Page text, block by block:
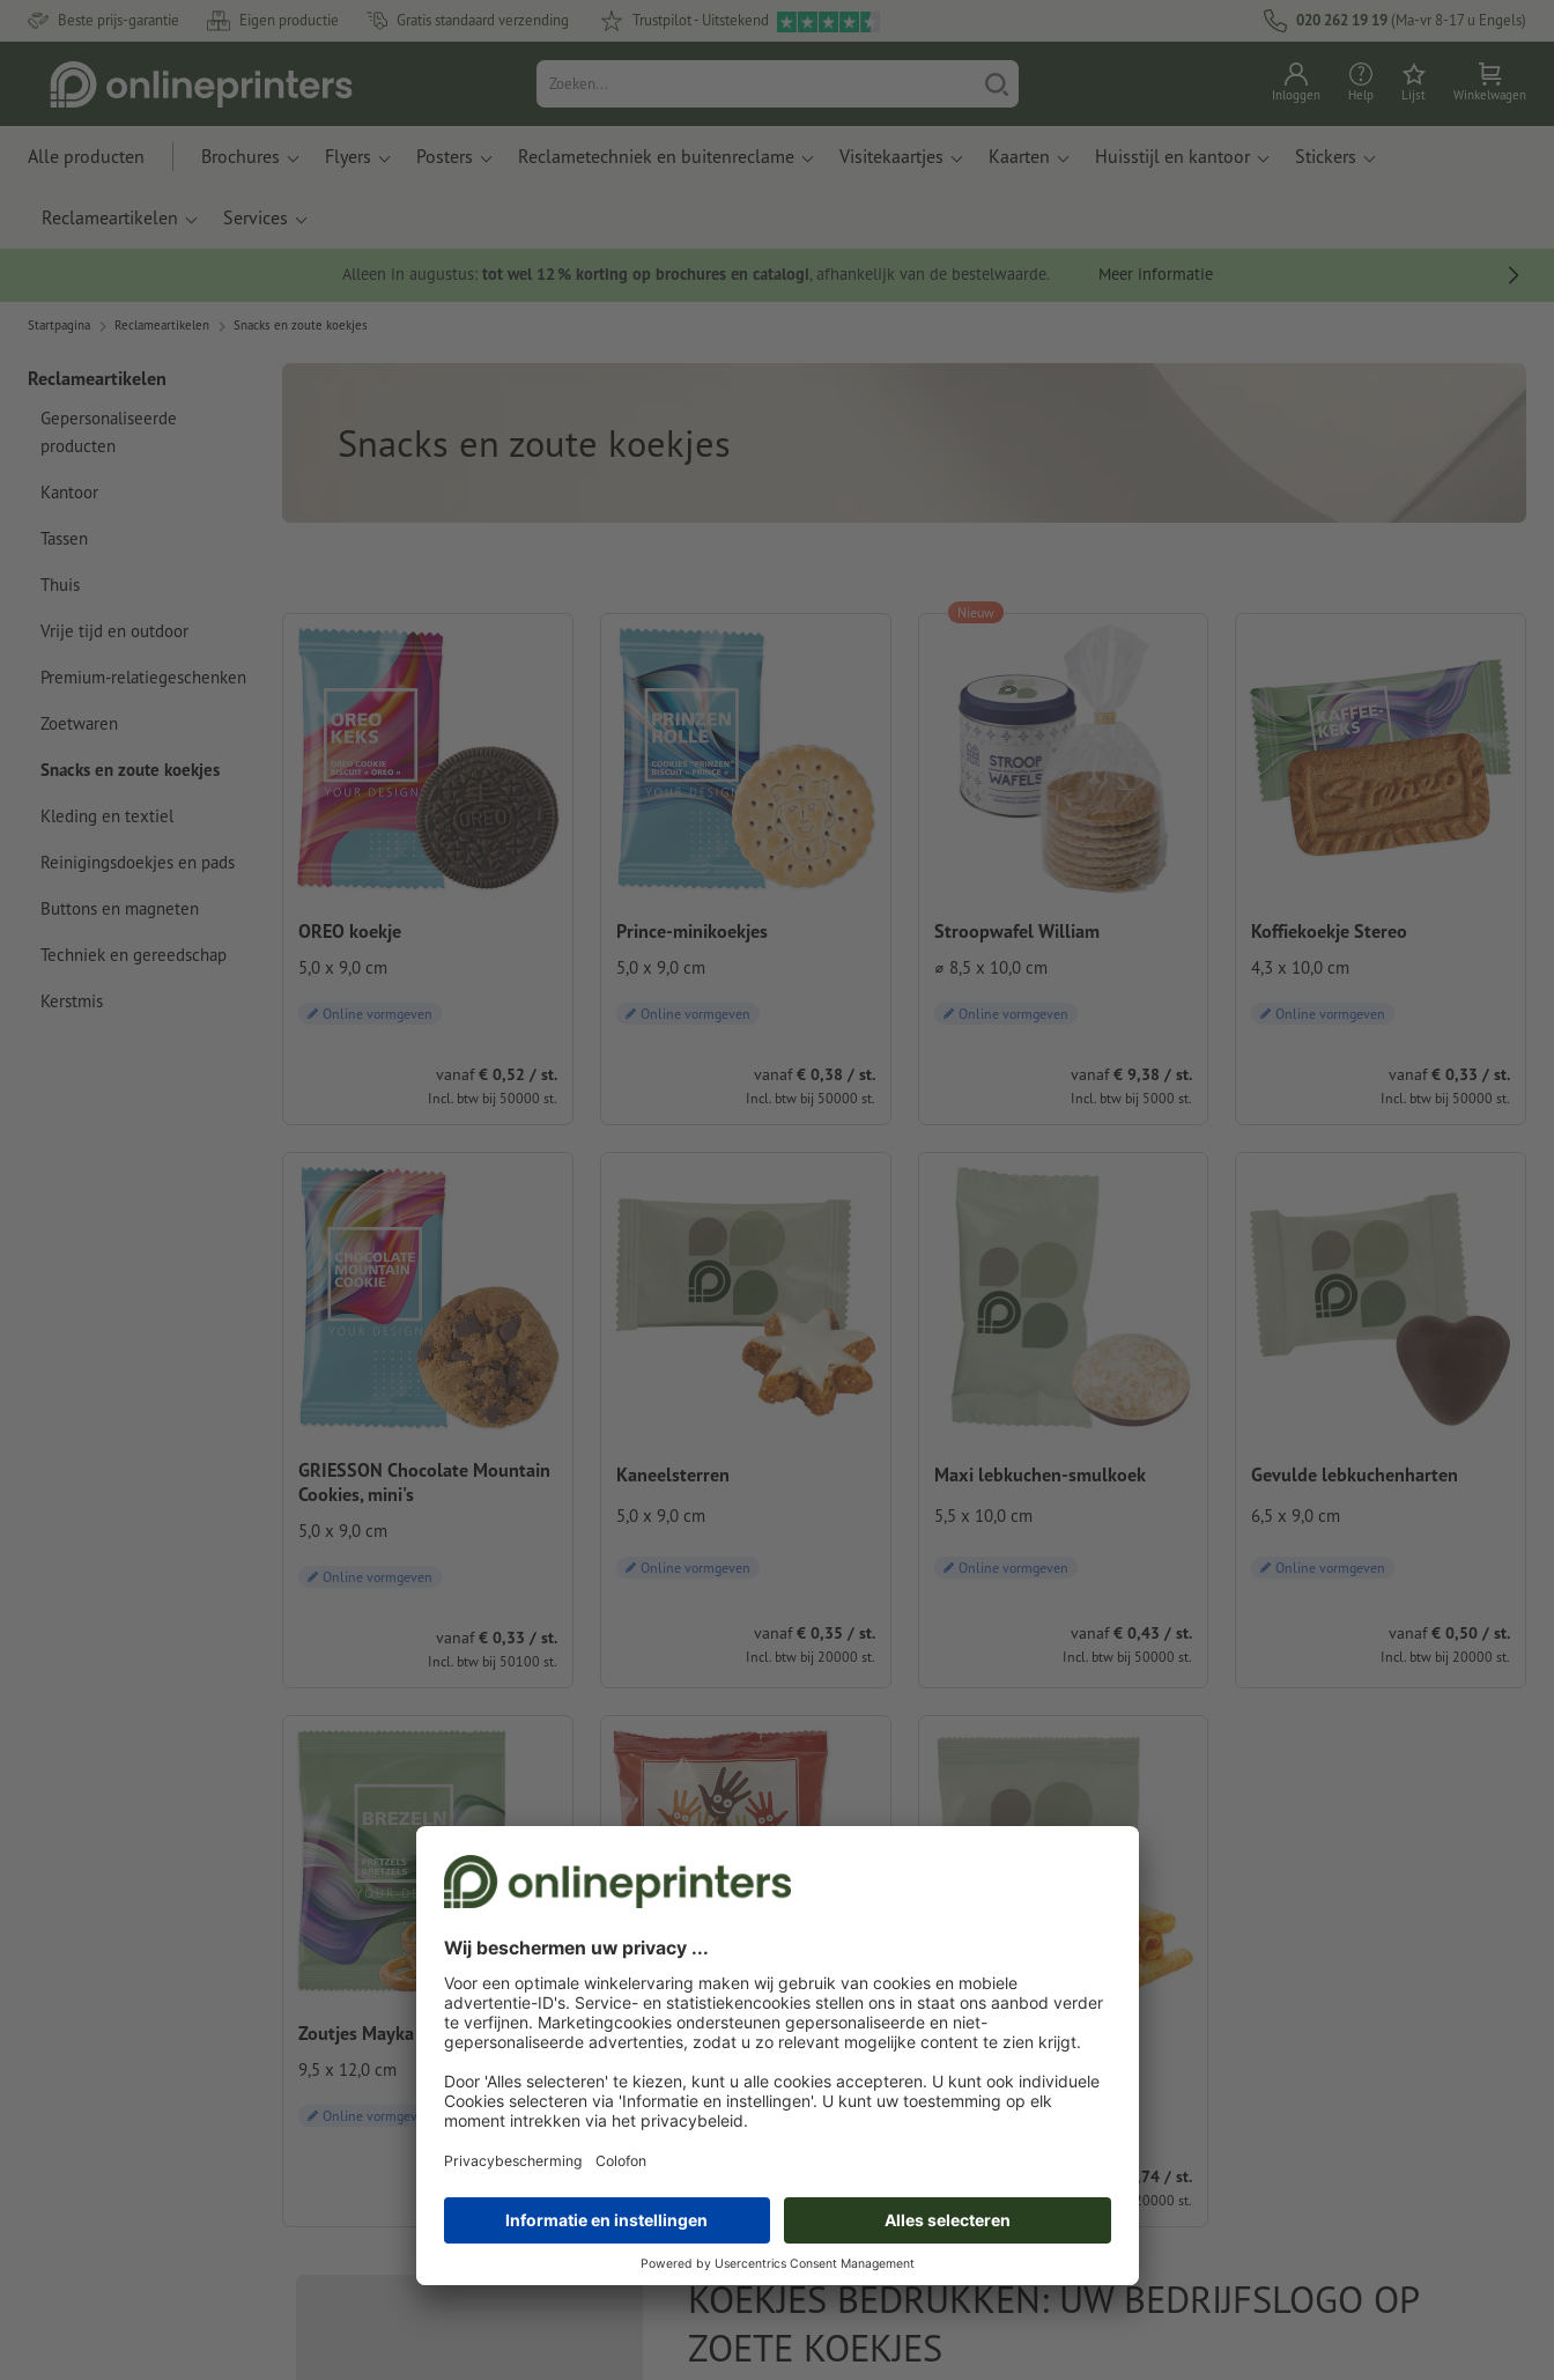
Beste prijs-garantie Eigen productie Gratis standaard verzending Trustpilot - Uitstekend 020 262 19 19 (Ma-vr 8-17 u Engels)
Inloggen Help Lijst Winkelwagen
Alle producten Brochures Flyers Posters Reclametechniek en buitenreclame Visitekaartjes Kaarten Huisstijl en kantoor Stickers
Reclameartikelen Services
Alleen in augustus: tot wel 12 % korting op brochures en catalogi, afhankelijk van de bestelwaarde. Meer informatie
Startpagina Reclameartikelen Snacks en zoute koekjes
Reclameartikelen
Gepersonaliseerde
producten
Kantoor
Tassen
Thuis
Vrije tijd en outdoor
Premium-relatiegeschenken
Zoetwaren
Snacks en zoute koekjes
Kleding en textiel
Reinigingsdoekjes en pads
Buttons en magneten
Techniek en gereedschap
Kerstmis
Snacks en zoute koekjes
OREO koekje
5,0 x 9,0 cm
Online vormgeven
vanaf€ 0,52 / st.
Incl. btw bij 50000 st.
Prince-minikoekjes
5,0 x 9,0 cm
Online vormgeven
vanaf€ 0,38 / st.
Incl. btw bij 50000 st.
Stroopwafel William
⌀ 8,5 x 10,0 cm
Online vormgeven
vanaf€ 9,38 / st.
Incl. btw bij 5000 st.
Nieuw
Koffiekoekje Stereo
4,3 x 10,0 cm
Online vormgeven
vanaf€ 0,33 / st.
Incl. btw bij 50000 st.
GRIESSON Chocolate Mountain
Cookies, mini's
5,0 x 9,0 cm
Online vormgeven
vanaf€ 0,33 / st.
Incl. btw bij 50100 st.
Kaneelsterren
5,0 x 9,0 cm
Online vormgeven
vanaf€ 0,35 / st.
Incl. btw bij 20000 st.
Maxi lebkuchen-smulkoek
5,5 x 10,0 cm
Online vormgeven
vanaf€ 0,43 / st.
Incl. btw bij 50000 st.
Gevulde lebkuchenharten
6,5 x 9,0 cm
Online vormgeven
vanaf€ 0,50 / st.
Incl. btw bij 20000 st.
Zoutjes Mayka mini-pretzels
9,5 x 12,0 cm
Online vormgeven
Incl. btw bij 50000 st.
Zoutjesmix van boehli
9,5 x 12,0 cm
Online vormgeven
Incl. btw bij 50000 st.
Tortillarolletjes
12,0 x 12,0 cm
Online vormgeven
€ 0,74 / st.
Incl. btw bij 20000 st.
KOEKJES BEDRUKKEN: UW BEDRIJFSLOGO OP
ZOETE KOEKJES